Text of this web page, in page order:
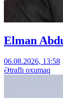
Elman
06.08.2026, 13:58
Ətraflı oxumaq